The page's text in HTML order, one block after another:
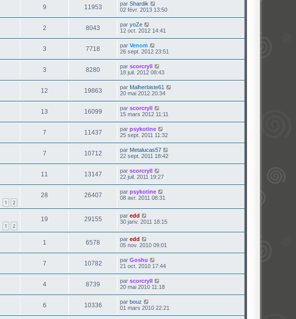
9 11953 par Shardik
02 févr. 2013 13:50
2 8043 par yoZe
12 oct. 2012 14:41
3 7718 par Venom
26 sept. 2012 23:51
3 8280 par scorcryll
18 juil. 2012 08:43
12 19863 par Malherbiste61
20 mai 2012 20:34
13 16099 par scorcryll
15 mars 2012 11:11
7 11437 par psykotine
25 sept. 2011 11:32
7 10712 par Metalucas57
22 sept. 2011 18:42
11 13147 par scorcryll
22 juil. 2011 19:27
1 2
28 26407 par psykotine
08 avr. 2011 08:31
1 2
19 29155 par edd
30 janv. 2011 18:15
1 6578 par edd
05 nov. 2010 09:01
7 10782 par Goshu
21 oct. 2010 17:44
4 8739 par scorcryll
20 mai 2010 11:18
6 10336 par bouz
01 mars 2010 22:21